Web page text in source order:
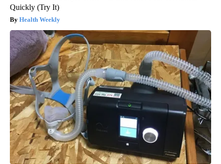
Quickly (Try It)
Health Weekly